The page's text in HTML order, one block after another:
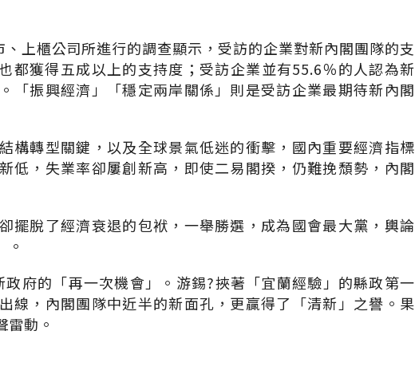
、上櫃公司所進行的調查顯示，受訪的企業對新內閣團隊的支
都獲得五成以上的支持度；受訪企業並有55.6％的人認為新
「振興經濟」「穩定兩岸關係」則是受訪企業最期待新內閣
構轉型關鍵，以及全球景氣低迷的衝擊，國內重要經濟指標
低，失業率卻屢創新高，即使二易閣揆，仍難挽頹勢，內閣
擺脫了經濟衰退的包袱，一舉勝選，成為國會最大黨，輿論
府的「再一次機會」。游錫?挾著「宜蘭經驗」的縣政第一
線，內閣團隊中近半的新面孔，更贏得了「清新」之譽。果
雷動。